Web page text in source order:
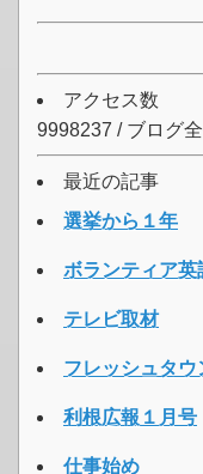
アクセス数
9998237 / ブログ
最近の記事
選挙から１年
ボランティア英
テレビ取材
フレッシュタ
利根広報１月号
仕事始め